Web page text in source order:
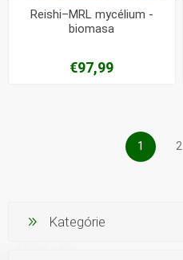
Reishi–MRL mycélium -
biomasa
€97,99
1 2
Kategórie